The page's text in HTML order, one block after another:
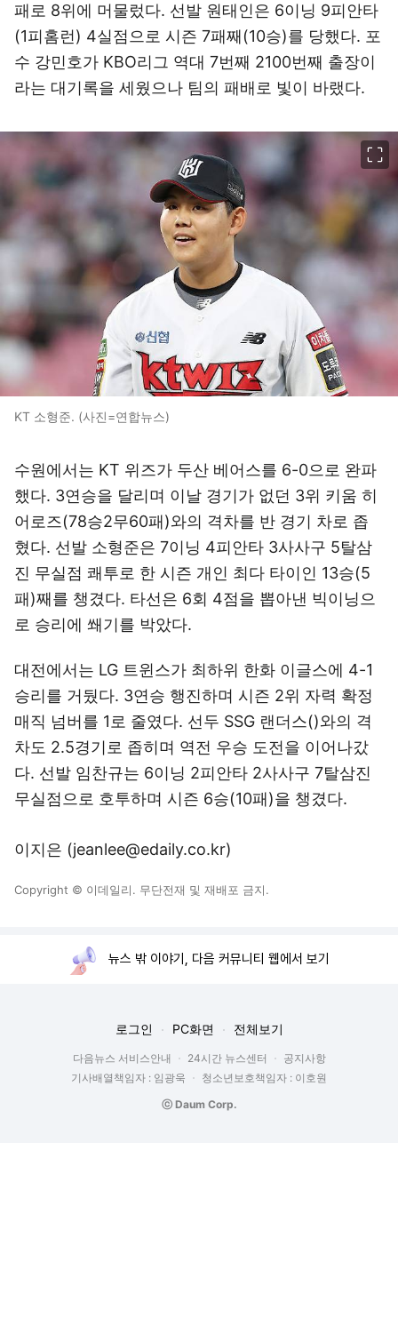
패로 8위에 머물렀다. 선발 원태인은 6이닝 9피안타
(1피홈런) 4실점으로 시즌 7패째(10승)를 당했다. 포
수 강민호가 KBO리그 역대 7번째 2100번째 출장이
라는 대기록을 세웠으나 팀의 패배로 빛이 바랬다.
KT 소형준. (사진=연합뉴스)
수원에서는 KT 위즈가 두산 베어스를 6-0으로 완파
했다. 3연승을 달리며 이날 경기가 없던 3위 키움 히
어로즈(78승2무60패)와의 격차를 반 경기 차로 좁
혔다. 선발 소형준은 7이닝 4피안타 3사사구 5탈삼
진 무실점 쾌투로 한 시즌 개인 최다 타이인 13승(5
패)째를 챙겼다. 타선은 6회 4점을 뽑아낸 빅이닝으
로 승리에 쐐기를 박았다.
대전에서는 LG 트윈스가 최하위 한화 이글스에 4-1
승리를 거뒀다. 3연승 행진하며 시즌 2위 자력 확정
매직 넘버를 1로 줄였다. 선두 SSG 랜더스()와의 격
차도 2.5경기로 좁히며 역전 우승 도전을 이어나갔
다. 선발 임찬규는 6이닝 2피안타 2사사구 7탈삼진
무실점으로 호투하며 시즌 6승(10패)을 챙겼다.
이지은 (jeanlee@edaily.co.kr)
Copyright © 이데일리. 무단전재 및 재배포 금지.
뉴스 밖 이야기, 다음 커뮤니티 웹에서 보기
로그인 PC화면 전체보기
다음뉴스 서비스안내 24시간 뉴스센터
공지사항
기사배열책임자 : 임광욱
청소년보호책임자 : 이호원
ⓒ Daum Corp.